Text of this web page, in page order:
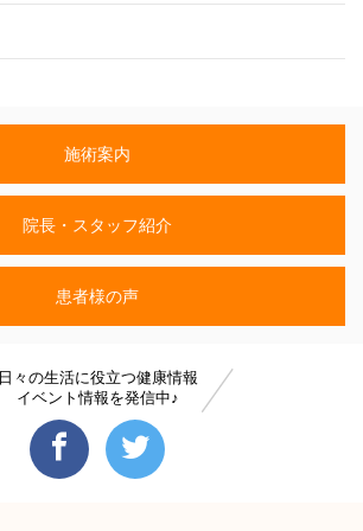
施術案内
院長・スタッフ紹介
患者様の声
日々の生活に役立つ健康情報
イベント情報を発信中♪